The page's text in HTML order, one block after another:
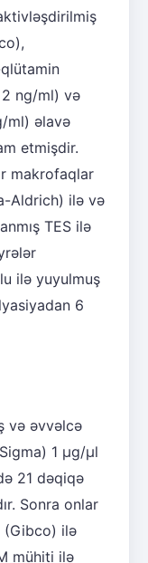
ng/ml) və
ml) əlavə
etmişdir.
makrofaqlar
Aldrich) ilə və
TES ilə
ilə yuyulmuş
6
və əvvəlcə
1 μg/μl
21 dəqiqə
Sonra onlar
(Gibco) ilə
mühiti ilə